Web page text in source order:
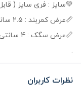
💚سایز : فری سایز (
📏عرض کمربند : 2.5 سانتی متر
📏عرض سگک : 4 سانتی متر
.
نظرات کاربران